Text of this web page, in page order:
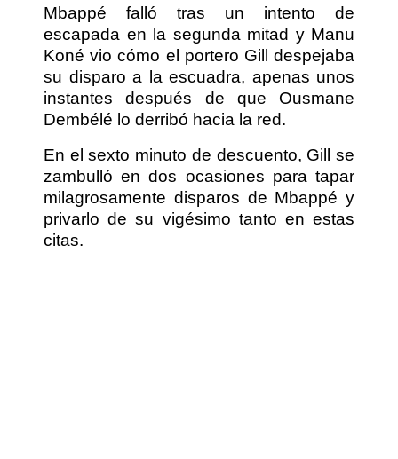
Mbappé falló tras un intento de
escapada en la segunda mitad y Manu
Koné vio cómo el portero Gill despejaba
su disparo a la escuadra, apenas unos
instantes después de que Ousmane
Dembélé lo derribó hacia la red.
En el sexto minuto de descuento, Gill se
zambulló en dos ocasiones para tapar
milagrosamente disparos de Mbappé y
privarlo de su vigésimo tanto en estas
citas.